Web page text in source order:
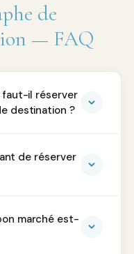
de
— FAQ
faut-il réserver
destination ?
de réserver
marché est-